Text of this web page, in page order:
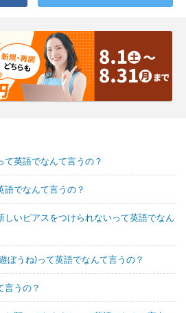
て英語でなんて言うの？
語でなんて言うの？
しいピアスをつけられないって英語でなん
ぼうね)って英語でなんて言うの？
言うの？